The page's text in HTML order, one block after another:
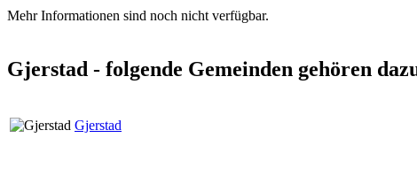
Mehr Informationen sind noch nicht verfügbar.
Gjerstad - folgende Gemeinden gehören
Gjerstad